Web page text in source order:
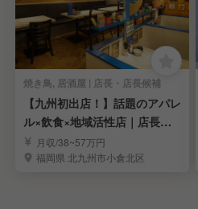
焼き鳥, 居酒屋 | 店長・店長候補
【九州初出店！】話題のアパレ
ル×飲食×地域活性店｜店長・
店長候補求む
月収/38~57万円
福岡県 北九州市小倉北区